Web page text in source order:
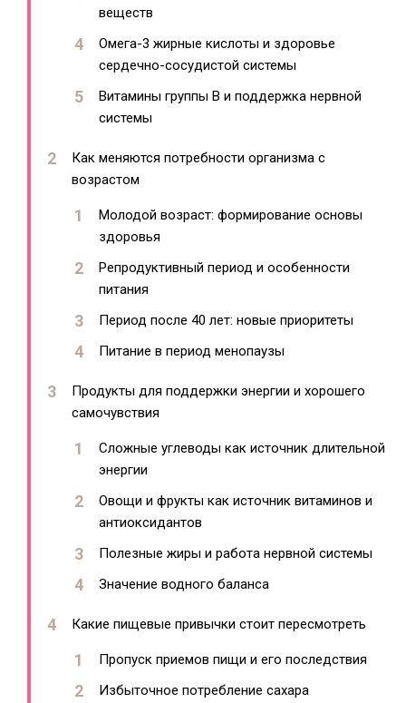
веществ
Омега-3 жирные кислоты и здоровье
сердечно-сосудистой системы
Витамины группы B и поддержка нервной
системы
Как меняются потребности организма с
возрастом
Молодой возраст: формирование основы
здоровья
Репродуктивный период и особенности
питания
Период после 40 лет: новые приоритеты
Питание в период менопаузы
Продукты для поддержки энергии и хорошего
самочувствия
Сложные углеводы как источник длительной
энергии
Овощи и фрукты как источник витаминов и
антиоксидантов
Полезные жиры и работа нервной системы
Значение водного баланса
Какие пищевые привычки стоит пересмотреть
Пропуск приемов пищи и его последствия
Избыточное потребление сахара